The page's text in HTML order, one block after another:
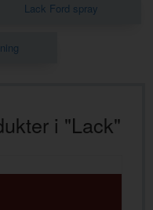
Lack Ford spray
i "Lack"